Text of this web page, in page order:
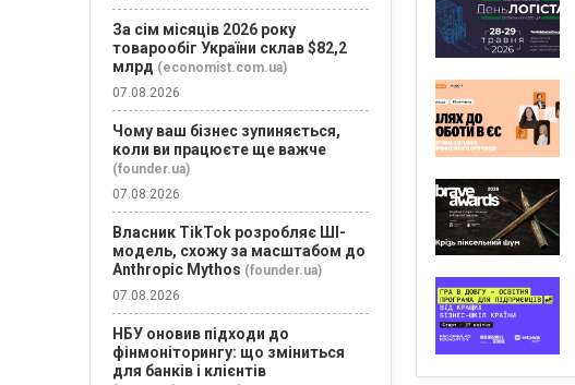
За сім місяців 2026 року
товарообіг України склав $82,2
млрд (economist.com.ua)
07.08.2026
Чому ваш бізнес зупиняється,
коли ви працюєте ще важче
(founder.ua)
07.08.2026
Власник TikTok розробляє ШІ-
модель, схожу за масштабом до
Anthropic Mythos (founder.ua)
07.08.2026
НБУ оновив підходи до
фінмоніторингу: що зміниться
для банків і клієнтів